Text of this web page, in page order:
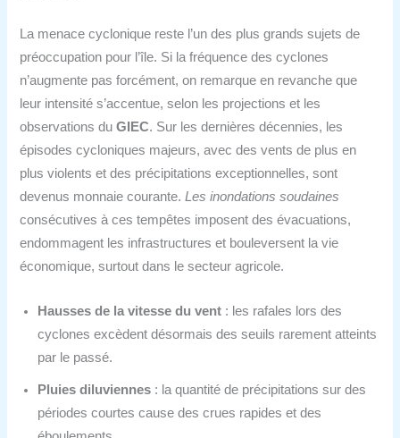
La menace cyclonique reste l’un des plus grands sujets de
préoccupation pour l’île. Si la fréquence des cyclones
n’augmente pas forcément, on remarque en revanche que
leur intensité s’accentue, selon les projections et les
observations duGIEC. Sur les dernières décennies, les
épisodes cycloniques majeurs, avec des vents de plus en
plus violents et des précipitations exceptionnelles, sont
devenus monnaie courante.Les inondations soudaines
consécutives à ces tempêtes imposent des évacuations,
endommagent les infrastructures et bouleversent la vie
économique, surtout dans le secteur agricole.
Hausses de la vitesse du vent : les rafales lors des
cyclones excèdent désormais des seuils rarement atteints
par le passé.
Pluies diluviennes : la quantité de précipitations sur des
périodes courtes cause des crues rapides et des